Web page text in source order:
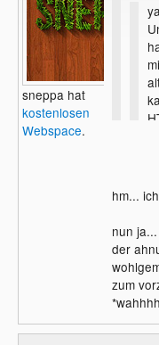
sneppa hat
kostenlosen
Webspace.
hm...
nun
der
zum